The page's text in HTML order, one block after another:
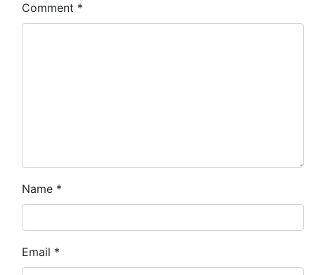
Comment *
Name *
Email *